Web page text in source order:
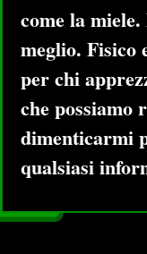
come la
meglio. Fisico
per chi
che possiamo
dimenticarmi
qualsiasi